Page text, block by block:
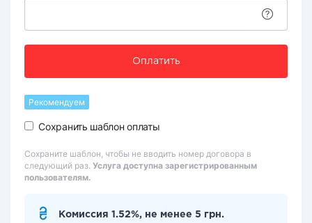
Оплатить
Рекомендуем
Сохранить шаблон оплаты
Сохраните шаблон, чтобы не вводить номер договора в
следующий раз. Услуга доступна зарегистрированным
пользователям.
Комиссия 1.52%, не менее 5 грн.